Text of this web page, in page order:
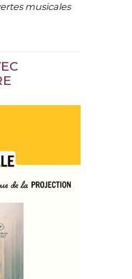
musicales